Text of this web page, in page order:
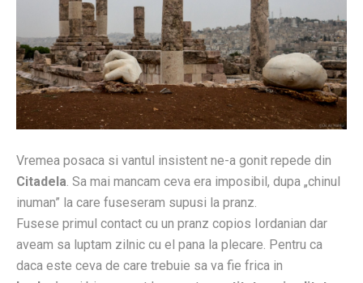
Vremea posaca si vantul insistent ne-a gonit repede din
Citadela . Sa mai mancam ceva era imposibil, dupa „chinul
inuman” la care fuseseram supusi la pranz.
Fusese primul contact cu un pranz copios Iordanian dar
aveam sa luptam zilnic cu el pana la plecare. Pentru ca
daca este ceva de care trebuie sa va fie frica in